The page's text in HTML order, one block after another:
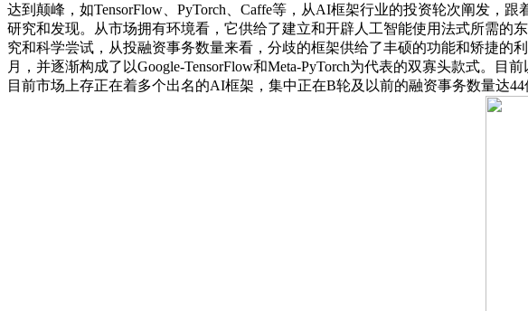
达到颠峰，如TensorFlow、PyTorch、Caffe等，从AI框架行业的投资轮次阐发，
研究和发现。从市场拥有环境看，它供给了建立和开辟人工智能使用法式所需
究和科学尝试，从投融资事务数量来看，分歧的框架供给了丰硕的功能和矫捷的
月，并逐渐构成了以Google-TensorFlow和Meta-PyTorch为代表的双寡头款式。
目前市场上存正在着多个出名的AI框架，集中正在B轮及以前的融资事务数量达